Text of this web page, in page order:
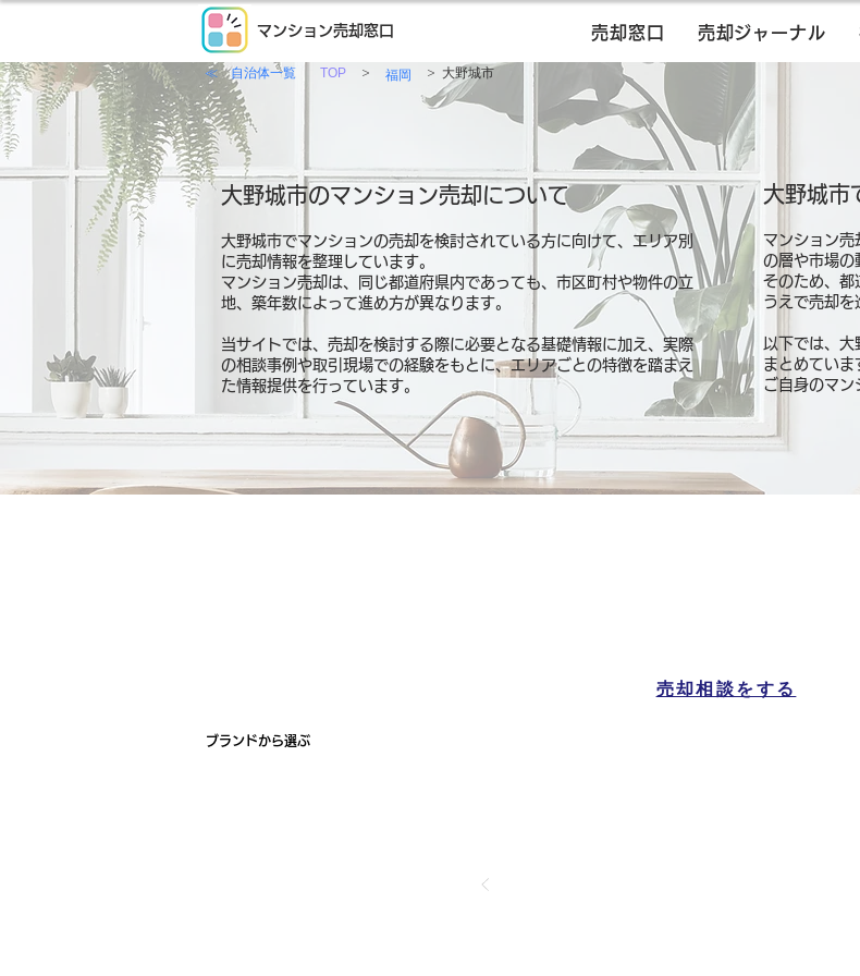
マンション売却窓口 売却窓口 売却ジャーナル
≪ 自治体一覧 TOP > 福岡 > 大野城市
大野城市のマンション売却について
大野城市でマンションの売却を検討されている方に向けて、エリア別
に売却情報を整理しています。
マンション売却は、同じ都道府県内であっても、市区町村や物件の立
地、築年数によって進め方が異なります。
当サイトでは、売却を検討する際に必要となる基礎情報に加え、実際
の相談事例や取引現場での経験をもとに、エリアごとの特徴を踏まえ
た情報提供を行っています。
大野城市
マンション売
の層や市場の
そのため、都
うえで売却を
以下では、
まとめていま
ご自身のマン
売却相談をする
ブランドから選ぶ